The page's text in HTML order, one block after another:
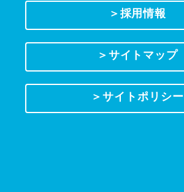
＞採用情報
＞サイトマップ
＞サイトポリシー